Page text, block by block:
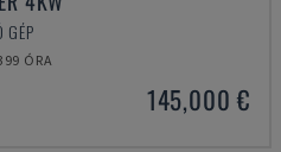
GÉP
ÓRA
145,000 €